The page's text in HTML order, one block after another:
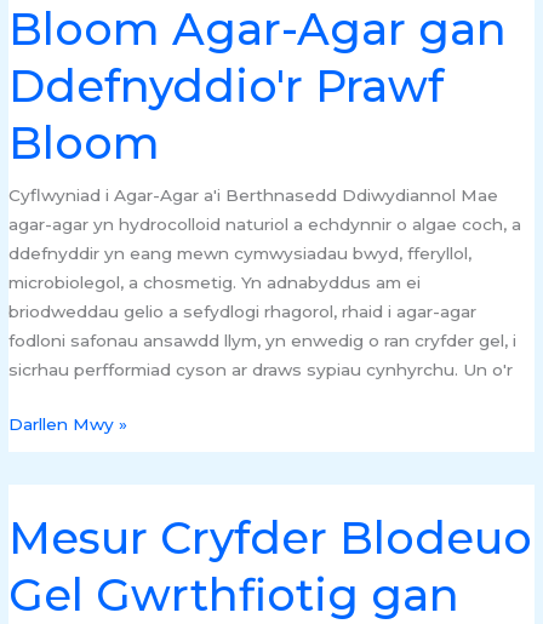
Bloom Agar-Agar gan
Ddefnyddio'r Prawf
Bloom
Cyflwyniad i Agar-Agar a'i Berthnasedd Ddiwydiannol Mae
agar-agar yn hydrocolloid naturiol a echdynnir o algae coch, a
ddefnyddir yn eang mewn cymwysiadau bwyd, fferyllol,
microbiolegol, a chosmetig. Yn adnabyddus am ei
briodweddau gelio a sefydlogi rhagorol, rhaid i agar-agar
fodloni safonau ansawdd llym, yn enwedig o ran cryfder gel, i
sicrhau perfformiad cyson ar draws sypiau cynhyrchu. Un o'r
Fesur
Cryfder
Bloom
Agar-
Agar
gan
Ddefnyddio'r
Prawf
Bloom
Darllen Mwy »
Mesur Cryfder Blodeuo
Gel Gwrthfiotig gan
Mesur
Cryfder
Blodeuo
Gel